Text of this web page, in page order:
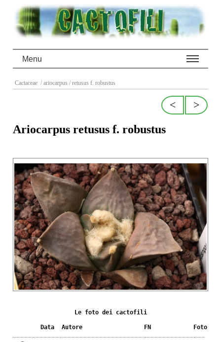
Menu
Cactaceae / ariocarpus / retusus f. robustus
>
<
Ariocarpus retusus f. robustus
Le foto dei cactofili
Data Autore FN Foto